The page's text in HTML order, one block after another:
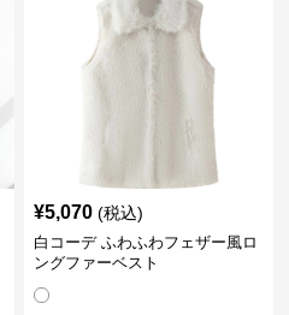
¥5,070 (税込)
白コーデ ふわふわフェザー風ロ
ングファーベスト